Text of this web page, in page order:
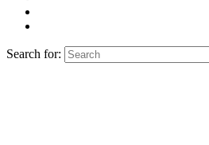
Search for: